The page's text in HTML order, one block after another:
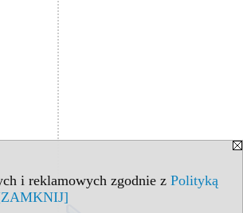
i reklamowych zgodnie z Polityką